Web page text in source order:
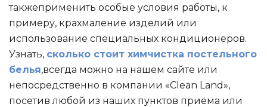
такжеприменить особые условия работы, к
примеру, крахмаление изделий или
использование специальных кондиционеров.
Узнать, сколько стоит химчистка постельного
белья,всегда можно на нашем сайте или
непосредственно в компании «Clean Land»,
посетив любой из наших пунктов приёма или